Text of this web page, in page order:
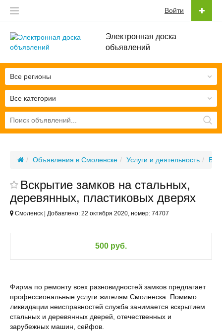
Электронная доска
объявлений
Войти
Все категории
Все регионы
Объявления в Смоленске Услуги и деятельность
Вскрытие замков на стальных,
деревянных, пластиковых дверях
Смоленск | Добавлено: 22 октября 2020, номер: 74707
500 руб.
Фирма по ремонту всех разновидностей замков предлагает
профессиональные услуги жителям Смоленска. Помимо
ликвидации неисправностей служба занимается вскрытием
стальных и деревянных дверей, отечественных и
зарубежных машин, сейфов.